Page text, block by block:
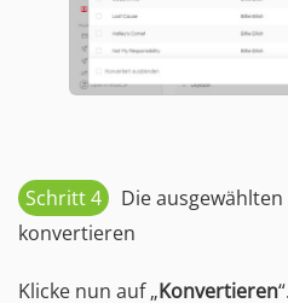
Schritt 4
Die ausgewählten
konvertieren
Klicke nun auf „Konvertieren